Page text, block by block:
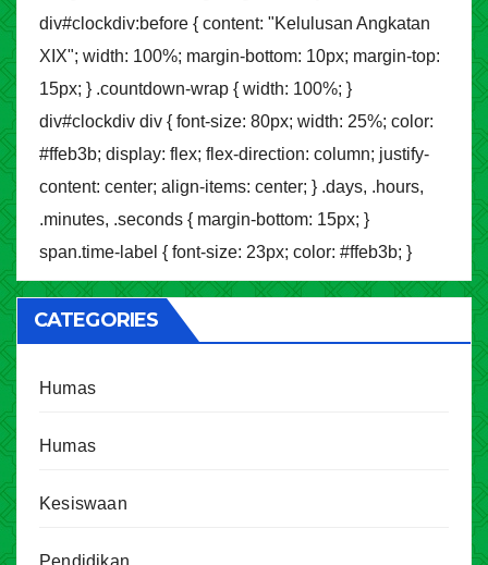
div#clockdiv:before { content: "Kelulusan Angkatan
XIX"; width: 100%; margin-bottom: 10px; margin-top:
15px; } .countdown-wrap { width: 100%; }
div#clockdiv div { font-size: 80px; width: 25%; color:
#ffeb3b; display: flex; flex-direction: column; justify-
content: center; align-items: center; } .days, .hours,
.minutes, .seconds { margin-bottom: 15px; }
span.time-label { font-size: 23px; color: #ffeb3b; }
CATEGORIES
Humas
Humas
Kesiswaan
Pendidikan